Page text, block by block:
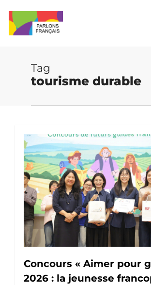
main
content
Tag
tourisme durable
Concours « Aimer pour
2026 : la jeunesse